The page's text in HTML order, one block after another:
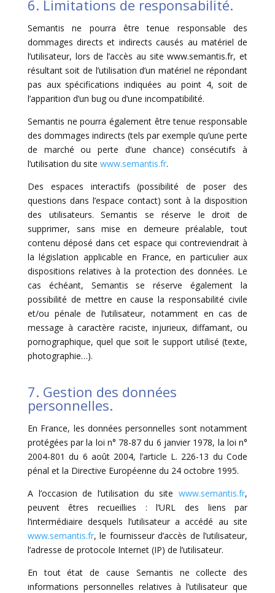
6. Limitations de responsabilité.
Semantis ne pourra être tenue responsable des
dommages directs et indirects causés au matériel de
l’utilisateur, lors de l’accès au site www.semantis.fr, et
résultant soit de l’utilisation d’un matériel ne répondant
pas aux spécifications indiquées au point 4, soit de
l’apparition d’un bug ou d’une incompatibilité.
Semantis ne pourra également être tenue responsable
des dommages indirects (tels par exemple qu’une perte
de marché ou perte d’une chance) consécutifs à
l’utilisation du site www.semantis.fr.
Des espaces interactifs (possibilité de poser des
questions dans l’espace contact) sont à la disposition
des utilisateurs. Semantis se réserve le droit de
supprimer, sans mise en demeure préalable, tout
contenu déposé dans cet espace qui contreviendrait à
la législation applicable en France, en particulier aux
dispositions relatives à la protection des données. Le
cas échéant, Semantis se réserve également la
possibilité de mettre en cause la responsabilité civile
et/ou pénale de l’utilisateur, notamment en cas de
message à caractère raciste, injurieux, diffamant, ou
pornographique, quel que soit le support utilisé (texte,
photographie…).
7. Gestion des données
personnelles.
En France, les données personnelles sont notamment
protégées par la loi n° 78-87 du 6 janvier 1978, la loi n°
2004-801 du 6 août 2004, l’article L. 226-13 du Code
pénal et la Directive Européenne du 24 octobre 1995.
A l’occasion de l’utilisation du sitewww.semantis.fr,
peuvent êtres recueillies : l’URL des liens par
l’intermédiaire desquels l’utilisateur a accédé au site
www.semantis.fr, le fournisseur d’accès de l’utilisateur,
l’adresse de protocole Internet (IP) de l’utilisateur.
En tout état de cause Semantis ne collecte des
informations personnelles relatives à l’utilisateur que